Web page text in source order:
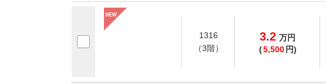
1316
（3階）
3.2 万円
(5,500 円)